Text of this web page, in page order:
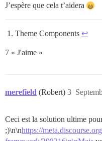
J’espère que cela t’aidera
Theme Components ↩︎
7 « J'aime »
merefield (Robert) 3
Ceci est la solution ultime
;)\n\nhttps://